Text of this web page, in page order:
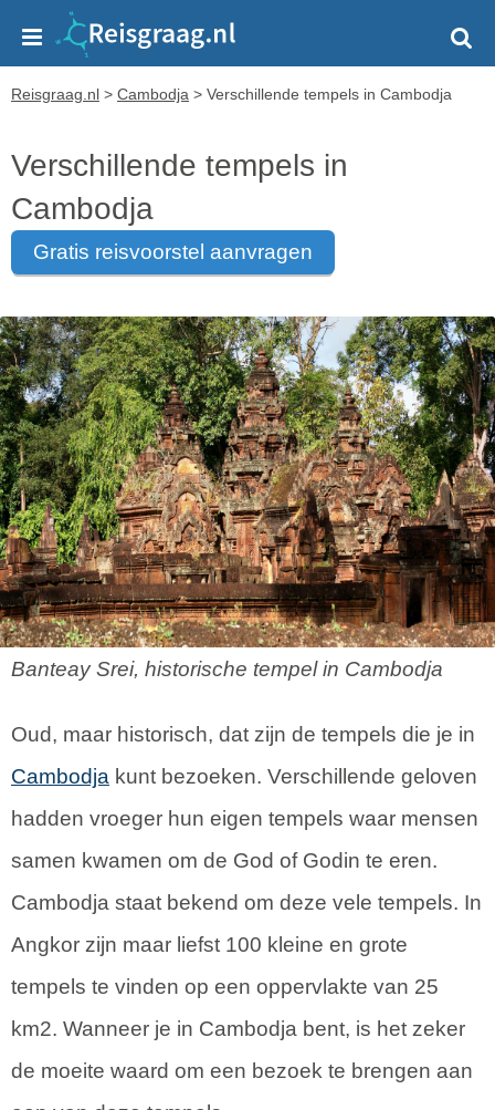
Reisgraag.nl > Cambodja > Verschillende tempels in Cambodja
Verschillende tempels in
Cambodja
gratis reisvoorstel aanvragen
Banteay Srei, historische tempel in Cambodja
Oud, maar historisch, dat zijn de tempels die je in
Cambodja kunt bezoeken. Verschillende geloven
hadden vroeger hun eigen tempels waar mensen
samen kwamen om de God of Godin te eren.
Cambodja staat bekend om deze vele tempels. In
Angkor zijn maar liefst 100 kleine en grote
tempels te vinden op een oppervlakte van 25
km2. Wanneer je in Cambodja bent, is het zeker
de moeite waard om een bezoek te brengen aan